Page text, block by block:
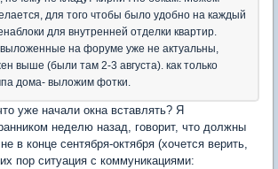
для того чтобы было удобно на каждый
для внутренней отделки квартир.
на форуме уже не актуальны,
выше (были там 2-3 августа). как только
дома- выложим фотки.
уже начали окна вставлять? Я
неделю назад, говорит, что должны
в конце сентября-октября (хочется верить,
пор ситуация с коммуникациями: